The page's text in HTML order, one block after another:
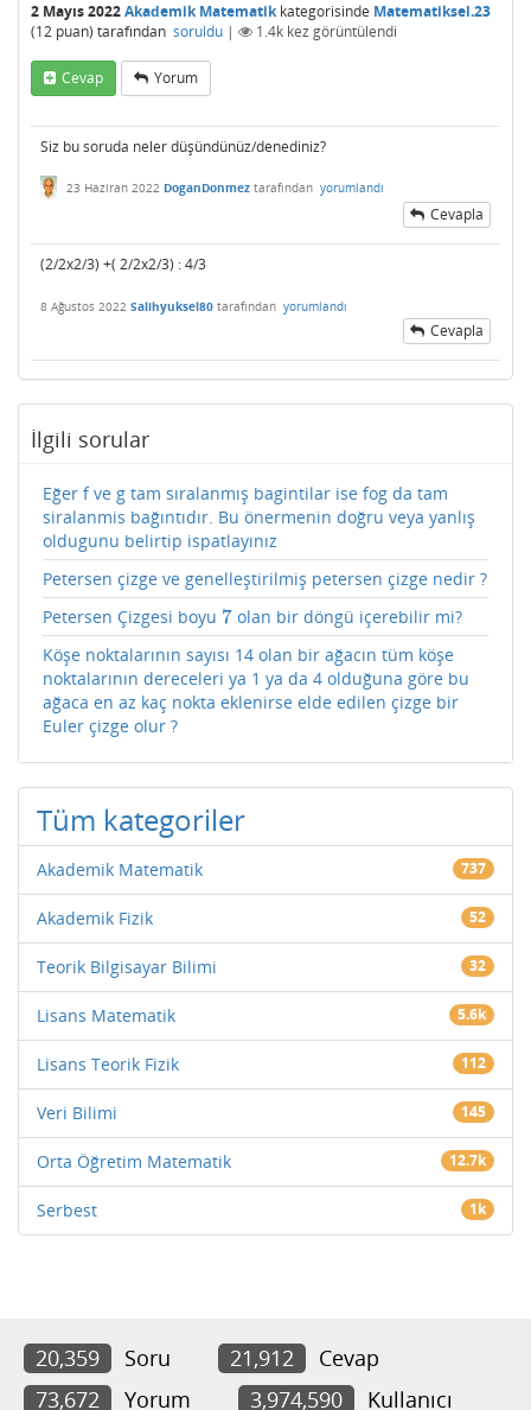
2 Mayıs 2022Akademik Matematikkategorisinde Matematiksel.23
(12 puan) tarafından soruldu | 1.4k kez görüntülendi
Cevap Yorum
Siz bu soruda neler düşündünüz/denediniz?
23 Haziran 2022 DoganDonmez tarafından yorumlandı
Cevapla
(2/2x2/3) +( 2/2x2/3) : 4/3
8 Ağustos 2022 Salihyuksel80 tarafından yorumlandı
Cevapla
İlgili sorular
Eğer f ve g tam sıralanmış bagintilar ise fog da tam
siralanmis bağıntıdır. Bu önermenin doğru veya yanlış
oldugunu belirtip ispatlayınız
Petersen çizge ve genelleştirilmiş petersen çizge nedir ?
Petersen Çizgesi boyu 7
7olan bir döngü içerebilir mi?
Köşe noktalarının sayısı 14 olan bir ağacın tüm köşe
noktalarının dereceleri ya 1 ya da 4 olduğuna göre bu
ağaca en az kaç nokta eklenirse elde edilen çizge bir
Euler çizge olur ?
Tüm kategoriler
Akademik Matematik 737
Akademik Fizik 52
Teorik Bilgisayar Bilimi 32
Lisans Matematik 5.6k
Lisans Teorik Fizik 112
Veri Bilimi 145
Orta Öğretim Matematik 12.7k
Serbest 1k
20,359 Soru 21,912
Cevap
73,672
Yorum 3,974,590 Kullanıcı